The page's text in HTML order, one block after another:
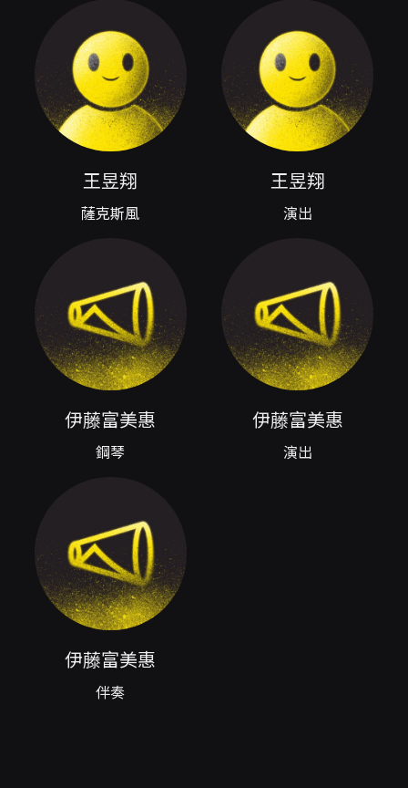
合奏的相互呼應，帶領聽眾穿梭於法國音樂的不
同時代與氣質。節目承續先前「法國作品集 I」的
策劃脈絡，延伸出第二輯選曲，強調從法國音樂
的視角切入其他音樂風格與語言的解讀。 演出曲
目選自多位法國與法式風格的作曲家，曲目列表
包含 Jean Charles Richard 的 Bab
Boujloud、César Franck 的 Sonata en La
majeur、Alfred Desenclos 的 Prelude,
cadence et Finale、Vincent David 的 L’eveil
de la toupie、Denis Bédard 的 Fantaisie
現性，也富含室內樂互動的細節，從爵士色彩、
後浪漫主義的抒情寫法，到為薩克斯風量身訂做
的幻想曲式作品，各具風格與技術挑戰，能完整
呈現薩克斯風在法式語境中的多樣面貌。 王昱翔
在演奏上將透過音色變化、句法處理與節奏感的
掌握來詮釋法式作品特有的韻味；伊藤富美惠則
以旅居法國、並擔任巴黎高等音樂院薩克斯風班
專用伴奏的專業背景，與演奏者在室內樂互動上
形成緊密、細膩的合作。整場音樂會除獨奏技巧
多重觀聽價值：一是可見當代演奏者如何把握法
國曲目的不同歷史語彙；二是能欣賞到單簧管家
族外，薩克斯風在現代音樂會中擔綱獨奏與室內
樂角色時的表現力；三是透過編曲與原作的對照
（例如 Bizet 的 Carmen 幻想曲編曲），感受經
典素材經過不同處理後的風格轉換與新詮釋。此
外，本場次演出將同步錄影錄音，提供演出影像
額外價值。 節目全長約120分鐘（含一段約20分
王昱翔
薩克斯風
王昱翔
演出
伊藤富美惠
鋼琴
伊藤富美惠
演出
伊藤富美惠
伴奏